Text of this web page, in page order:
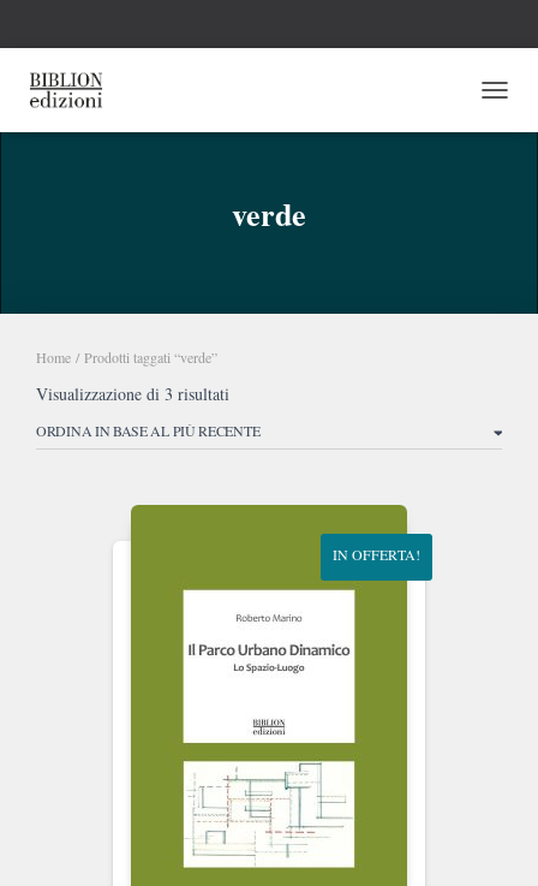
verde
Home / Prodotti taggati “verde”
Visualizzazione di 3 risultati
base
IN OFFERTA!